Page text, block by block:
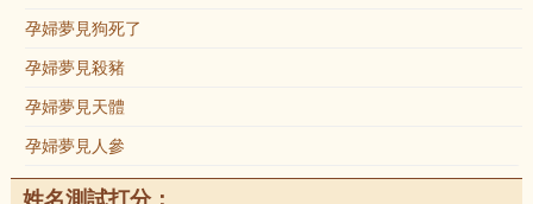
孕婦夢見狗死了
孕婦夢見殺豬
孕婦夢見天體
孕婦夢見人參
姓名測試打分：